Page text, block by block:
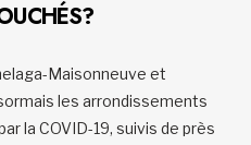
Maisonneuve et
les arrondissements
la COVID-19, suivis de près